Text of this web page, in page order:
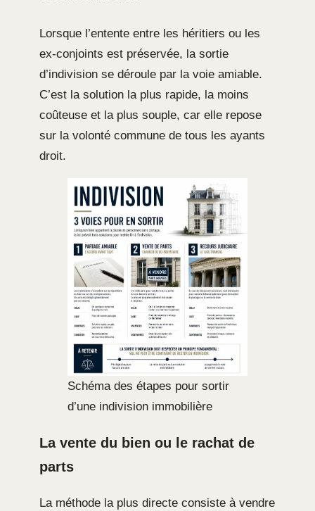
Lorsque l’entente entre les héritiers ou les
ex-conjoints est préservée, la sortie
d’indivision se déroule par la voie amiable.
C’est la solution la plus rapide, la moins
coûteuse et la plus souple, car elle repose
sur la volonté commune de tous les ayants
droit.
Schéma des étapes pour sortir
d’une indivision immobilière
La vente du bien ou le rachat de
parts
La méthode la plus directe consiste à vendre